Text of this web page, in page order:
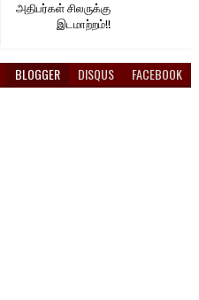
அதிபர்கள் சிலருக்கு
இடமாற்றம்!!
BLOGGER DISQUS FACEBOOK